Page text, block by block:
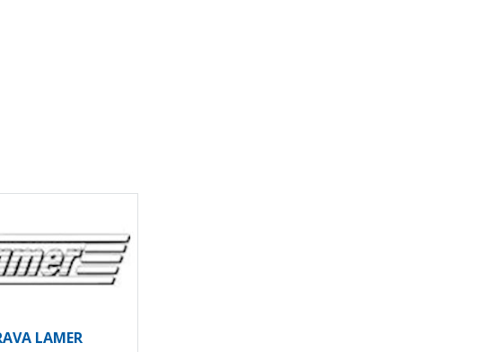
LAMER